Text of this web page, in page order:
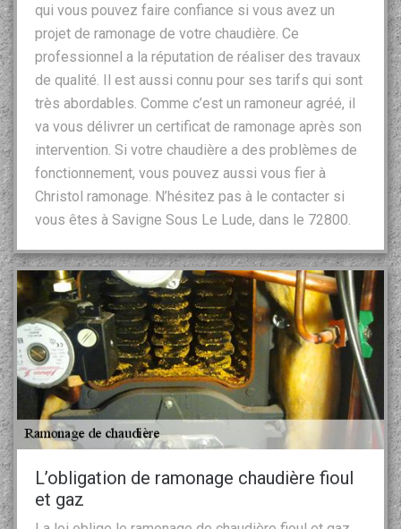
qui vous pouvez faire confiance si vous avez un
projet de ramonage de votre chaudière. Ce
professionnel a la réputation de réaliser des travaux
de qualité. Il est aussi connu pour ses tarifs qui sont
très abordables. Comme c’est un ramoneur agréé, il
va vous délivrer un certificat de ramonage après son
intervention. Si votre chaudière a des problèmes de
fonctionnement, vous pouvez aussi vous fier à
Christol ramonage. N’hésitez pas à le contacter si
vous êtes à Savigne Sous Le Lude, dans le 72800.
L’obligation de ramonage chaudière fioul
et gaz